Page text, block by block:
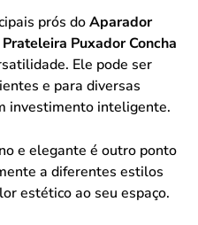
prós doAparador
Puxador Concha
Ele pode ser
e para diversas
investimento inteligente.
e elegante é outro ponto
a diferentes estilos
estético ao seu espaço.